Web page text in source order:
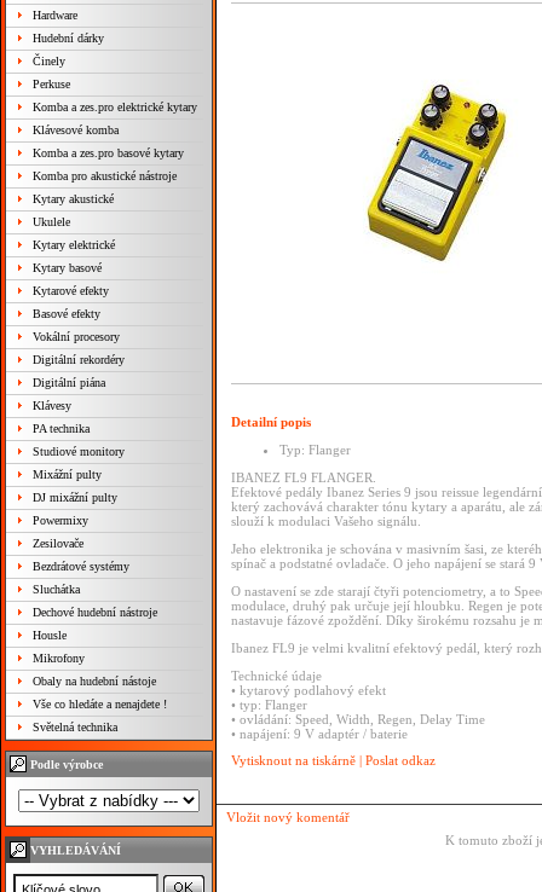
Hardware
Hudební dárky
Činely
Perkuse
Komba a zes.pro elektrické kytary
Klávesové komba
Komba a zes.pro basové kytary
Komba pro akustické nástroje
Kytary akustické
Ukulele
Kytary elektrické
Kytary basové
Kytarové efekty
Basové efekty
Vokální procesory
Digitální rekordéry
Digitální piána
Klávesy
PA technika
Studiové monitory
Mixážní pulty
DJ mixážní pulty
Powermixy
Zesilovače
Bezdrátové systémy
Sluchátka
Dechové hudební nástroje
Housle
Mikrofony
Obaly na hudební nástoje
Vše co hledáte a nenajdete !
Světelná technika
Podle výrobce
VYHLEDÁVÁNÍ
Detailní popis
Typ: Flanger
IBANEZ FL9 FLANGER.
Efektové pedály Ibanez Series 9 jsou reissue
který zachovává charakter tónu kytary a aparátu, ale
slouží k modulaci Vašeho signálu.
Jeho elektronika je schována v masivním šasi, ze
spínač a podstatné ovladače. O jeho napájení se stará
O nastavení se zde starají čtyři potenciometry, a to
modulace, druhý pak určuje její hloubku. Regen je
nastavuje fázové zpoždění. Díky širokému rozsahu je
Ibanez FL9 je velmi kvalitní efektový pedál, který
Technické údaje
• kytarový podlahový efekt
• typ: Flanger
• ovládání: Speed, Width, Regen, Delay Time
• napájení: 9 V adaptér / baterie
Vytisknout na tiskárně | Poslat odkaz
Vložit nový komentář
K tomuto zboží